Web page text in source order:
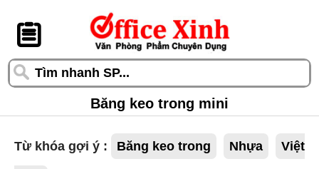
󰆎
Băng keo trong mini
Từ khóa gợi ý : Băng keo trong Nhựa Việt